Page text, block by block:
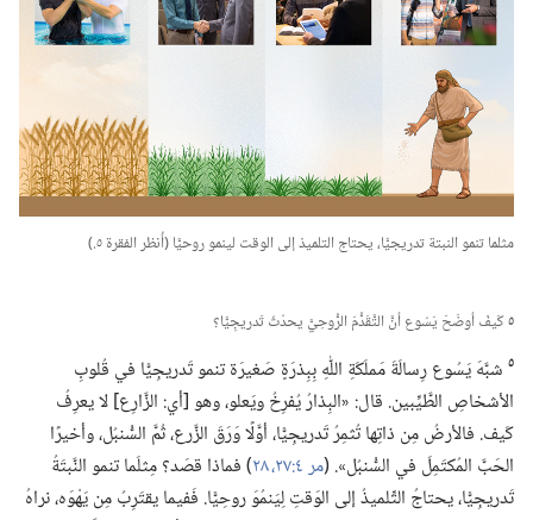
مثلما تنمو النبتة تدريجيًّا،‏ يحتاج التلميذ إلى الوقت لينمو روحيَّا (‏أُنظر الفقرة ٥.‏)‏
٥كَيفَ أوضَحَ يَسُوع أنَّ التَّقَدُّمَ الرُّوحِيَّ يحدُثُ تَدريجِيًّا؟‏
٥ شبَّهَ يَسُوع رِسالَةَ مَملَكَةِ اللّٰهِ بِبِذرَةٍ صَغيرَة تنمو تَدريجِيًّا في قُلوبِ
الأشخاصِ الطَّيِّبين.‏ قال:‏ «البِذارُ يُفرِخُ ويَعلو،‏ وهو [أي:‏ الزَّارِع] لا يعرِفُ
كَيف.‏ فالأرضُ مِن ذاتِها تُثمِرُ تَدريجِيًّا،‏ أوَّلًا وَرَقَ الزَّرع،‏ ثُمَّ السُّنبُل،‏ وأخيرًا
الحَبَّ المُكتَمِلَ في السُّنبُل».‏ (‏مر ٤:‏٢٧،‏ ٢٨
‏)‏ فماذا قصَد؟‏ مِثلَما تنمو النَّبتَةُ
تَدريجِيًّا،‏ يحتاجُ التِّلميذُ إلى الوَقتِ لِيَنمُوَ روحِيًّا.‏ فَفيما يقتَرِبُ مِن يَهْوَه،‏ نراهُ